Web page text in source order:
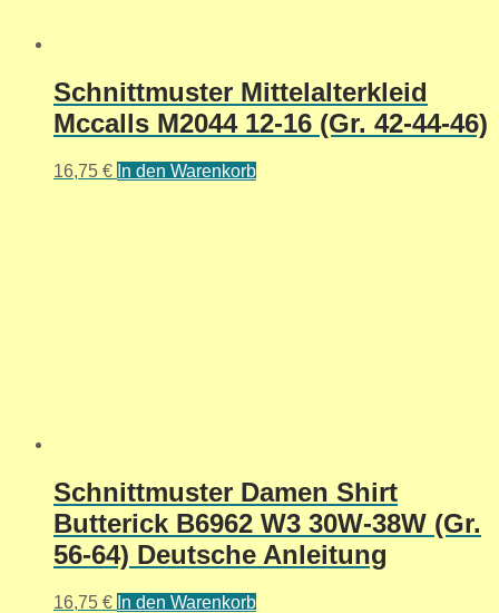
Schnittmuster Mittelalterkleid
Mccalls M2044 12-16 (Gr. 42-44-46)
16,75 € In den Warenkorb
Schnittmuster Damen Shirt
Butterick B6962 W3 30W-38W (Gr.
56-64) Deutsche Anleitung
16,75 € In den Warenkorb